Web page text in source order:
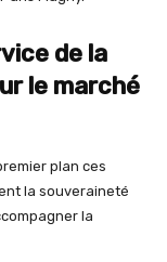
de la
le marché
plan ces
la souveraineté
la